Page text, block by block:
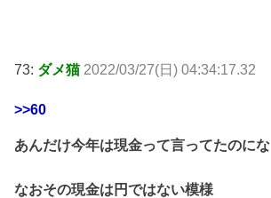
73: ダメ猫 2022/03/27(日) 04:34:17.32
>>60
あんだけ今年は現金って言ってたのにな
なおその現金は円ではない模様